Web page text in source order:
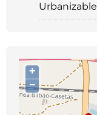
Urbanizable
+
−